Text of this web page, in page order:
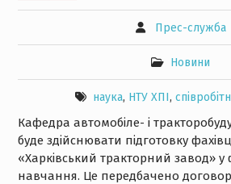
Прес-служба
Новини
наука, НТУ ХПІ,
Кафедра автомобіле- і
буде здійснювати підготовку
«Харківський тракторний завод» у
навчання. Це передбачено